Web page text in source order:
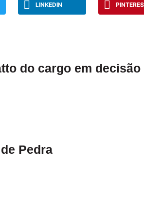
LINKEDIN
do cargo em decisão
Pedra